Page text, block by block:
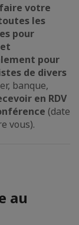
votre
les
pour
pour
de divers
banque,
en RDV
(date
vous).
au